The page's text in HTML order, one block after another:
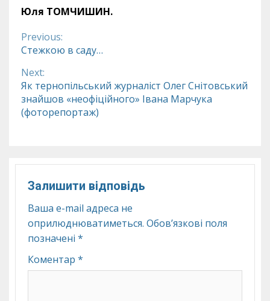
Юля ТОМЧИШИН.
Continue
Reading
Previous:
Стежкою в саду…
Next:
Як тернопільський журналіст Олег Снітовський
знайшов «неофіційного» Івана Марчука
(фоторепортаж)
Залишити відповідь
Ваша e-mail адреса не
оприлюднюватиметься. Обов’язкові поля
позначені *
Коментар *